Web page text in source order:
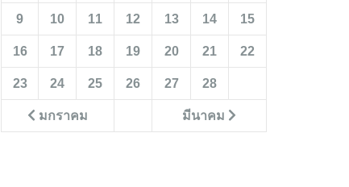
มกราคม มีนาคม
9 10 11 12 13 14 15
16 17 18 19 20 21 22
23 24 25 26 27 28